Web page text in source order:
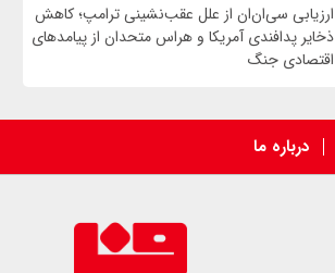
ارزیابی سی‌ان‌ان از علل عقب‌نشینی ترامپ؛ کاهش
ذخایر پدافندی آمریکا و هراس متحدان از پیامدهای
اقتصادی جنگ
درباره ما